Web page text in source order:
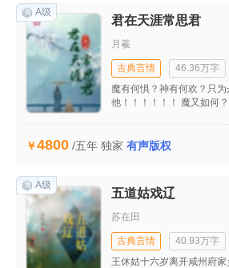
A级
君在天涯常思君
月羲
古典言情 46.36万字
魔有何惧？神有何欢？只为
他！！！！！！ 魔又如何？神又如何？粉身
4800 /五年 独家 有声版权
A级
五道姑戏辽
苏在田
古典言情 40.93万字
王休姑十六岁离开咸州府